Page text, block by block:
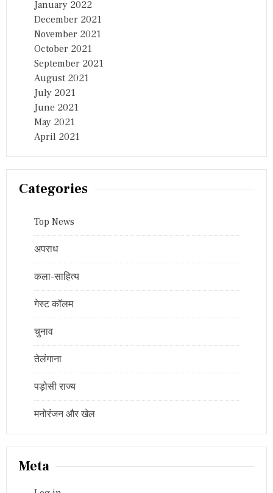
January 2022
December 2021
November 2021
October 2021
September 2021
August 2021
July 2021
June 2021
May 2021
April 2021
Categories
Top News
अपराध
कला-साहित्य
गेस्ट कॉलम
चुनाव
तेलंगाना
पड़ोसी राज्य
मनोरंजन और खेल
Meta